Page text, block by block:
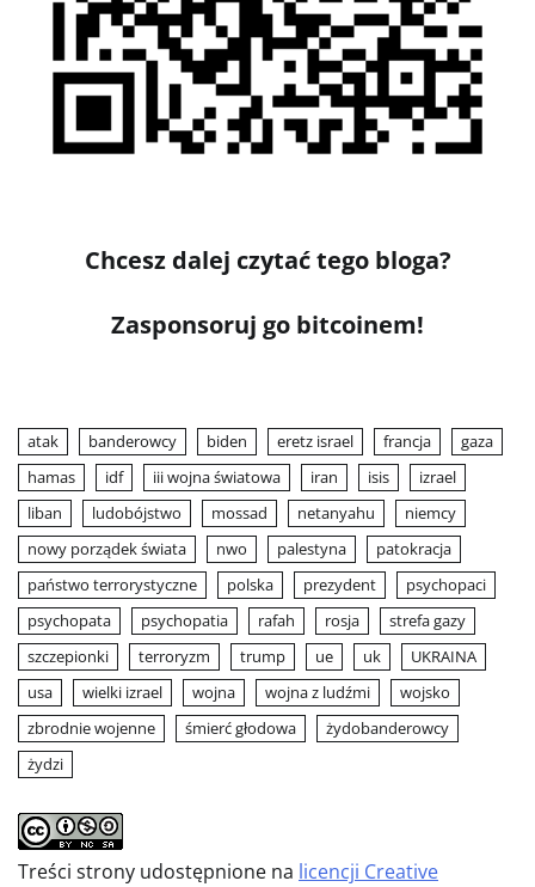
Chcesz dalej czytać tego bloga?
Zasponsoruj go bitcoinem!
atak banderowcy biden eretz israel francja
gaza
hamas
idf iii wojna światowa iran isis
izrael
liban
ludobójstwo mossad netanyahu
niemcy
nowy porządek świata
nwo palestyna
patokracja
państwo terrorystyczne
polska prezydent
psychopaci
psychopata
psychopatia rafah rosja
strefa gazy
szczepionki
terroryzm trump ue uk
UKRAINA
usa
wielki izrael wojna wojna z ludźmi
wojsko
zbrodnie wojenne
śmierć głodowa
żydobanderowcy
żydzi
Treści strony udostępnione na licencji Creative